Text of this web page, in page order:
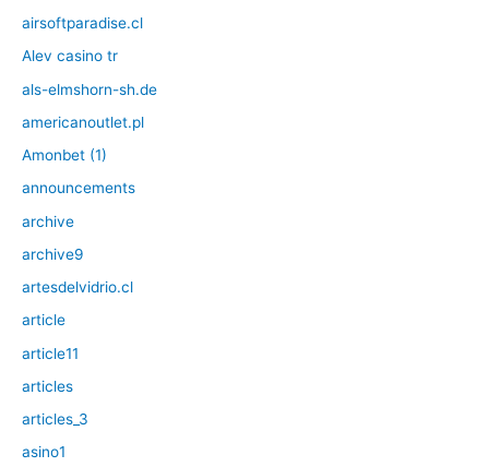
airsoftparadise.cl
Alev casino tr
als-elmshorn-sh.de
americanoutlet.pl
Amonbet (1)
announcements
archive
archive9
artesdelvidrio.cl
article
article11
articles
articles_3
asino1